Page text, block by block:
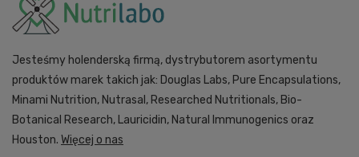
Jesteśmy holenderską firmą, dystrybutorem asortymentu
produktów marek takich jak: Douglas Labs, Pure Encapsulations,
Minami Nutrition, Nutrasal, Researched Nutritionals, Bio-
Botanical Research, Lauricidin, Natural Immunogenics oraz
Houston. Więcej o nas